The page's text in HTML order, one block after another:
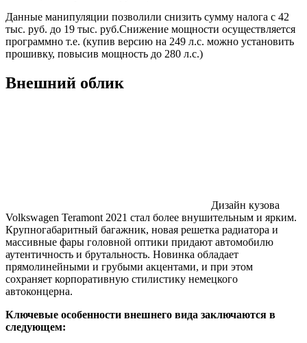
Данные манипуляции позволили снизить сумму налога с 42
тыс. руб. до 19 тыс. руб.Снижение мощности осуществляется
программно т.е. (купив версию на 249 л.с. можно установить
прошивку, повысив мощность до 280 л.с.)
Внешний облик
Дизайн кузова
Volkswagen Teramont 2021 стал более внушительным и ярким.
Крупногабаритный багажник, новая решетка радиатора и
массивные фары головной оптики придают автомобилю
аутентичность и брутальность. Новинка обладает
прямолинейными и грубыми акцентами, и при этом
сохраняет корпоративную стилистику немецкого
автоконцерна.
Ключевые особенности внешнего вида заключаются в
следующем: